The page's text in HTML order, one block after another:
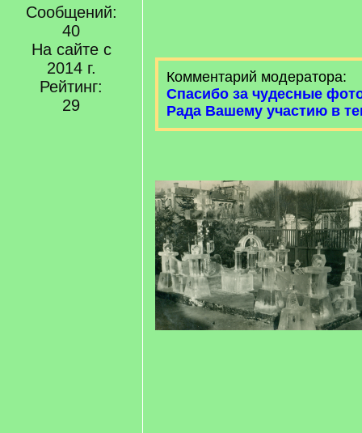
Сообщений:
40
На сайте с
2014 г.
Рейтинг:
29
Комментарий модератора:
Спасибо за чудесные
Рада Вашему участию в